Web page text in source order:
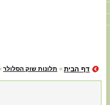
תלונות שוק הסלולר דף הבית